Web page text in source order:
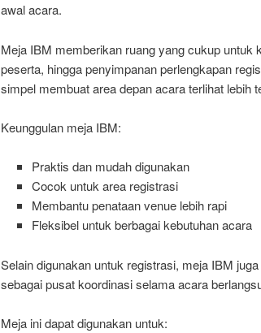
awal acara.
Meja IBM memberikan ruang yang cukup untuk
peserta, hingga penyimpanan perlengkapan
simpel membuat area depan acara terlihat lebih
Keunggulan meja IBM:
Praktis dan mudah digunakan
Cocok untuk area registrasi
Membantu penataan venue lebih rapi
Fleksibel untuk berbagai kebutuhan acara
Selain digunakan untuk registrasi, meja IBM
sebagai pusat koordinasi selama acara
Meja ini dapat digunakan untuk: